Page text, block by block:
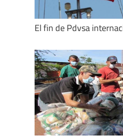
El fin de Pdvsa